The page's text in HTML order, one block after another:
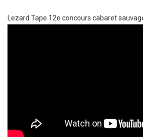
Lezard Tape 12e concours cabaret